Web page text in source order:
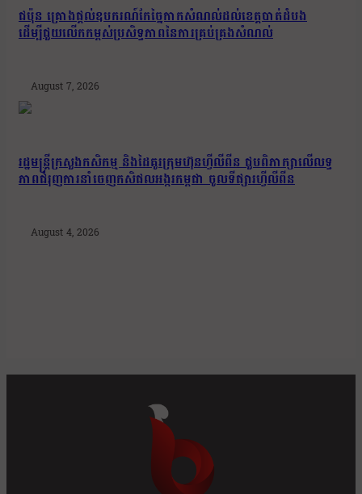
ជប៉ុន គ្រោងផ្តល់ឧបករណ៍កែច្នៃកាកសំណល់ដល់ខេត្តបាត់ដំបង
ដើម្បីជួយលើកកម្ពស់ប្រសិទ្ធភាពនៃការគ្រប់គ្រងសំណល់
August 7, 2026
រដ្ឋមន្រ្តីក្រសួងកសិកម្ម និងដៃគូរក្រុមហ៊ុនហ្វីលីពីន ជួបពិភាក្សាលើលទ្ធ
ភាពជំរុញការនាំចេញកសិផលអង្ករកម្ពុជា ចូលទីផ្សារហ្វីលីពីន
August 4, 2026